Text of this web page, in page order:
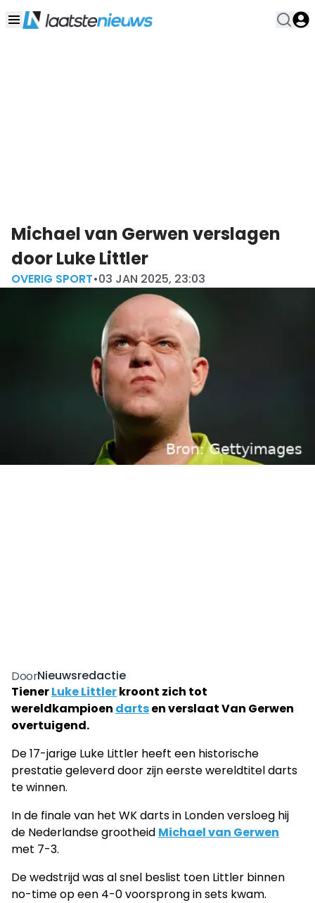
Michael van Gerwen verslagen
door Luke Littler
OVERIG SPORT•03 JAN 2025, 23:03
DoorNieuwsredactie
TienerLuke Littlerkroont zich tot
wereldkampioen dartsen verslaat Van Gerwen
overtuigend.
De 17-jarige Luke Littler heeft een historische
prestatie geleverd door zijn eerste wereldtitel darts
te winnen.
In de finale van het WK darts in Londen versloeg hij
de Nederlandse grootheid Michael van Gerwen
met 7-3.
De wedstrijd was al snel beslist toen Littler binnen
no-time op een 4-0 voorsprong in sets kwam.